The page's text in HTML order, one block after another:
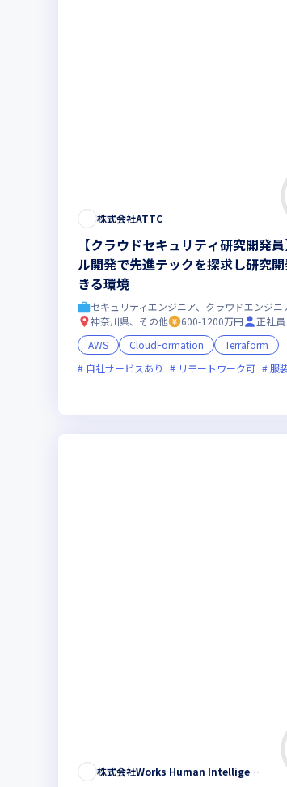
株式会社ATTC
【クラウドセキュリティ研究開発
ル開発で先進テックを探求し研究
きる環境
セキュリティエンジニア、クラウドエンジニ
神奈川県、その他
600-1200万円
正社員
AWS
CloudFormation
Terraform
自社サービスあり
リモートワーク可 服
株式会社Works Human Intelligence